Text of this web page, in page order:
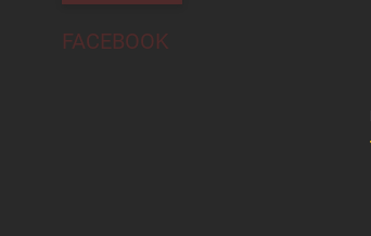
FACEBOOK